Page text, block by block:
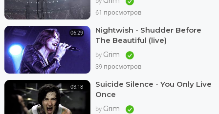
61 просмотров
06:29
Nightwish - Shudder Before
The Beautiful (live)
by Grim
39 просмотров
03:18
Suicide Silence - You Only Live
Once
by Grim